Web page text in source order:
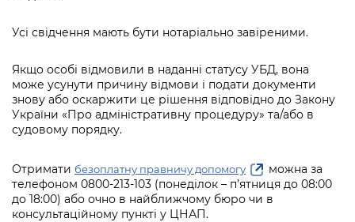
Усі свідчення мають бути нотаріально завіреними.
Якщо особі відмовили в наданні статусу УБД, вона
може усунути причину відмови і подати документи
знову або оскаржити це рішення відповідно до Закону
України «Про адміністративну процедуру» та/або в
судовому порядку.
Отримати безоплатну правничу допомогу
можна за
телефоном 0800-213-103 (понеділок – п’ятниця до 08:00
до 18:00) або очно в найближчому бюро чи в
консультаційному пункті у ЦНАП.